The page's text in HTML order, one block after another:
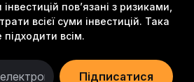
пов’язані з ризиками,
всієї суми інвестицій. Така
всім.
Підписатися